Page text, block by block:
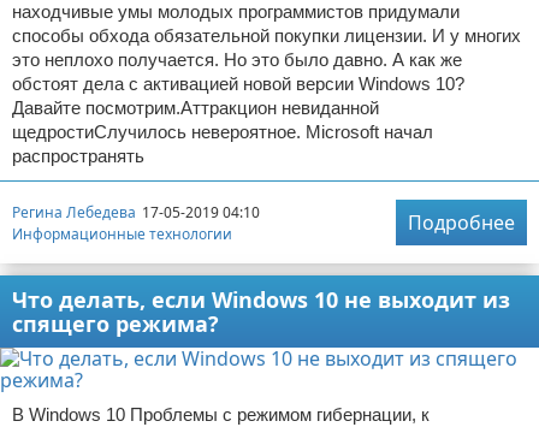
находчивые умы молодых программистов придумали
способы обхода обязательной покупки лицензии. И у многих
это неплохо получается. Но это было давно. А как же
обстоят дела с активацией новой версии Windows 10?
Давайте посмотрим.Аттракцион невиданной
щедростиСлучилось невероятное. Microsoft начал
распространять
Регина Лебедева 17-05-2019 04:10
Информационные технологии
Подробнее
Что делать, если Windows 10 не выходит из
спящего режима?
В Windows 10 Проблемы с режимом гибернации, к